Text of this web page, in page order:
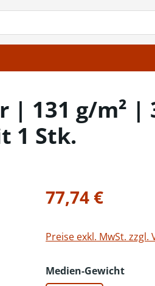
| 131 g/m²
1 Stk.
Regulärer Preis:
77,74 €
Preise exkl. MwSt. zzgl.
Medien-Gewicht